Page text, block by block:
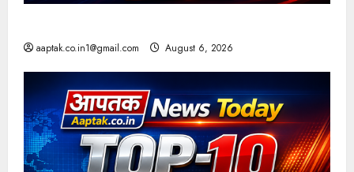
aaptak.co.in1@gmail.com August 6, 2026